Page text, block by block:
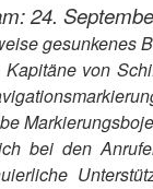
24.
gesunkenes
Kapitäne von
bei den